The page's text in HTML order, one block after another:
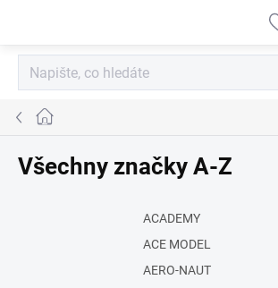
Domů
Všechny značky A-Z
ACADEMY
ACE MODEL
AERO-NAUT